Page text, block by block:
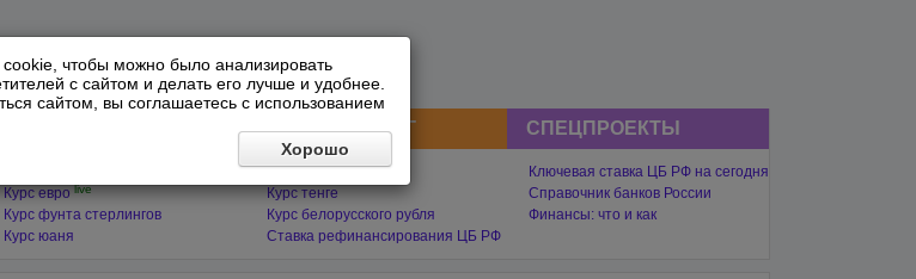
cookie, чтобы можно было анализировать
с сайтом и делать его лучше и удобнее.
сайтом, вы соглашаетесь с использованием
Хорошо
Курс евро live
Курс фунта стерлингов
Курс юаня
ФИНАНСЫ СНГ
Курс гривны
Курс тенге
Курс белорусского рубля
Ставка рефинансирования ЦБ РФ
СПЕЦПРОЕКТЫ
Ключевая ставка ЦБ РФ на сегодня
Справочник банков России
Финансы: что и как